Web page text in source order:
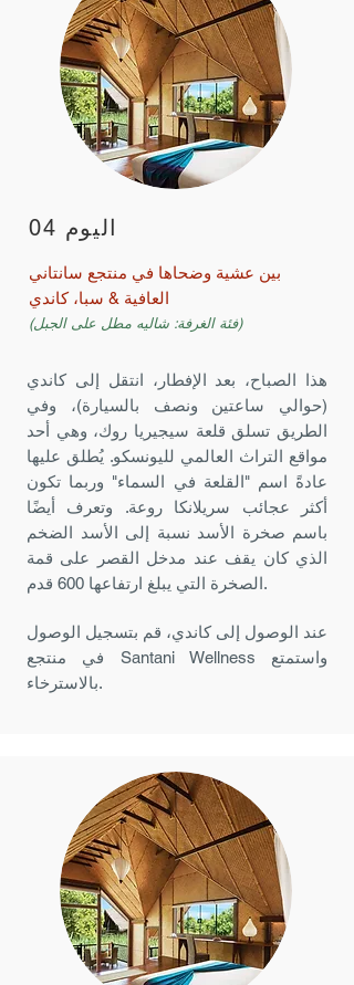
اليوم 04
بين عشية وضحاها في منتجع سانتاني
العافية & سبا، كاندي
(فئة الغرفة: شاليه مطل على الجبل)
هذا الصباح، بعد الإفطار، انتقل إلى كاندي
(حوالي ساعتين ونصف بالسيارة)، وفي
الطريق تسلق قلعة سيجيريا روك، وهي أحد
مواقع التراث العالمي لليونسكو. يُطلق عليها
عادةً اسم "القلعة في السماء" وربما تكون
أكثر عجائب سريلانكا روعة. وتعرف أيضًا
باسم صخرة الأسد نسبة إلى الأسد الضخم
الذي كان يقف عند مدخل القصر على قمة
الصخرة التي يبلغ ارتفاعها 600 قدم.
عند الوصول إلى كاندي، قم بتسجيل الوصول
في منتجع Santani Wellness واستمتع
بالاسترخاء.